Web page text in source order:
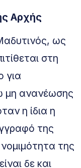
Αρχής
ως
στη
για
μη ανανέωσης
η ίδια η
της
της
δε και